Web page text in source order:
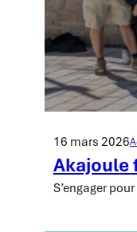
16 mars 2026
Akajoule
S’engager